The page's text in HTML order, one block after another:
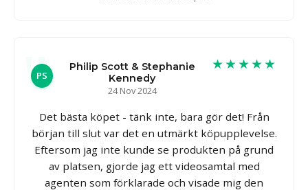
PS
Philip Scott & Stephanie
Kennedy
24 Nov 2024
★★★★★
Det bästa köpet - tänk inte, bara gör det! Från
början till slut var det en utmärkt köpupplevelse.
Eftersom jag inte kunde se produkten på grund
av platsen, gjorde jag ett videosamtal med
agenten som förklarade och visade mig den